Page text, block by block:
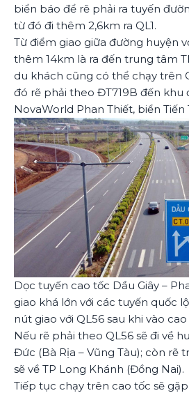
biển báo để rẽ phải ra tuyến
từ đó đi thêm 2,6km ra QL1.
Từ điểm giao giữa đường huyện
thêm 14km là ra đến trung tâm
du khách cũng có thể chạy trên
đó rẽ phải theo ĐT719B đến khu
NovaWorld Phan Thiết, biển Tiến
Dọc tuyến cao tốc Dầu Giây –
giao khá lớn với các tuyến quốc
nút giao với QL56 sau khi vào
Nếu rẽ phải theo QL56 sẽ đi về
Đức (Bà Rịa – Vũng Tàu); còn rẽ
sẽ về TP Long Khánh (Đồng Nai).
Tiếp tục chạy trên cao tốc sẽ